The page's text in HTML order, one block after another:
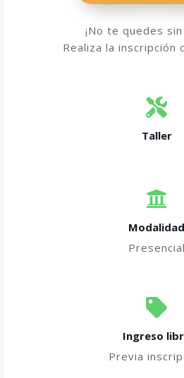
¡No te quedes
Realiza la inscripción
Taller
Modalidad
Presencial
Ingreso
Previa